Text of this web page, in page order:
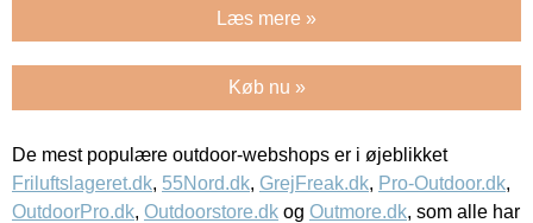
Læs mere »
Køb nu »
De mest populære outdoor-webshops er i øjeblikket
Friluftslageret.dk, 55Nord.dk, GrejFreak.dk, Pro-Outdoor.dk,
OutdoorPro.dk, Outdoorstore.dk og Outmore.dk, som alle har